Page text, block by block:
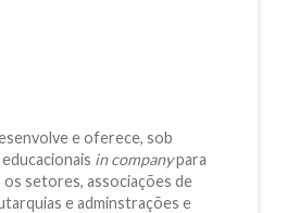
e oferece, sob
in companypara
setores, associações de
e adminstrações e